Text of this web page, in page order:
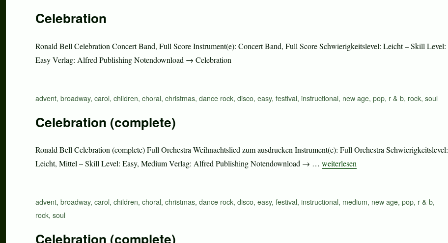
Celebration
Ronald Bell Celebration Concert Band, Full Score Instrument(e): Concert Band, Full Score Schwierigkeitslevel: Leicht – Skill Level:
Easy Verlag: Alfred Publishing Notendownload → Celebration
Schlagwörter
advent, broadway, carol, children, choral, christmas, dance rock, disco, easy, festival, instructional, new age, pop, r & b, rock, soul
Celebration (complete)
Ronald Bell Celebration (complete) Full Orchestra Weihnachtslied zum ausdrucken Instrument(e): Full Orchestra Schwierigkeitslevel:
Leicht, Mittel – Skill Level: Easy, Medium Verlag: Alfred Publishing Notendownload → … „Celebration (complete)“
weiterlesen
Schlagwörter
advent, broadway, carol, children, choral, christmas, dance rock, disco, easy, festival, instructional, medium, new age, pop, r & b,
rock, soul
Celebration (complete)